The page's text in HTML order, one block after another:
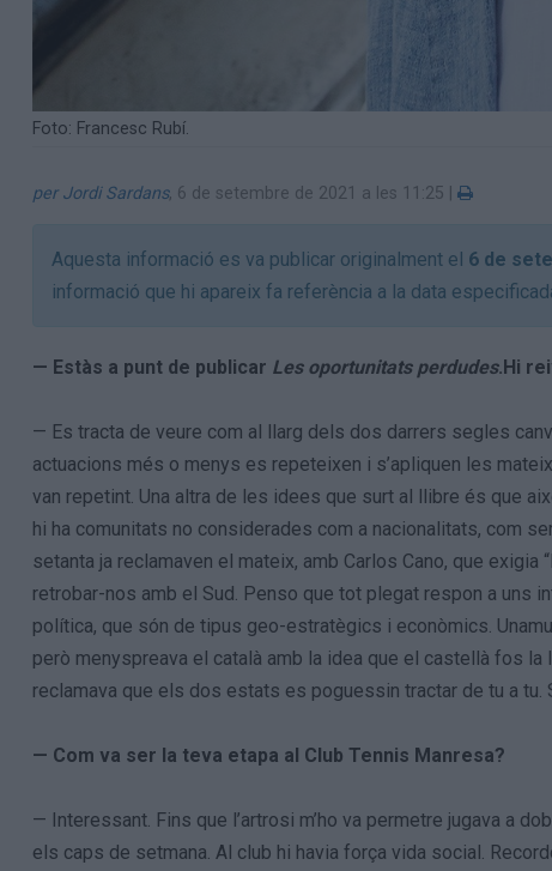
Foto: Francesc Rubí.
per Jordi Sardans, 6 de setembre de 2021 a les 11:25
Aquesta informació es va publicar originalment el 6 de
informació que hi apareix fa referència a la data
— Estàs a punt de publicar Les oportunitats perdudes.Hi
— Es tracta de veure com al llarg dels dos darrers segles
actuacions més o menys es repeteixen i s’apliquen les
van repetint. Una altra de les idees que surt al llibre és que
hi ha comunitats no considerades com a nacionalitats, com
setanta ja reclamaven el mateix, amb Carlos Cano, que exigia
retrobar-nos amb el Sud. Penso que tot plegat respon a uns
política, que són de tipus geo-estratègics i econòmics.
però menyspreava el català amb la idea que el castellà fos la
reclamava que els dos estats es poguessin tractar de tu a
— Com va ser la teva etapa al Club Tennis Manresa?
— Interessant. Fins que l’artrosi m’ho va permetre jugava a
els caps de setmana. Al club hi havia força vida social.